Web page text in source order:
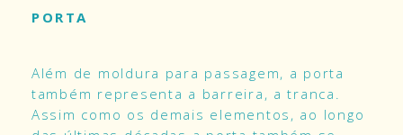
PORTA
Além de moldura para passagem, a porta
também representa a barreira, a tranca.
Assim como os demais elementos, ao longo